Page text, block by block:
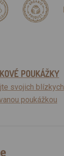
POUKÁŽKY
svojich blízkych
poukážkou